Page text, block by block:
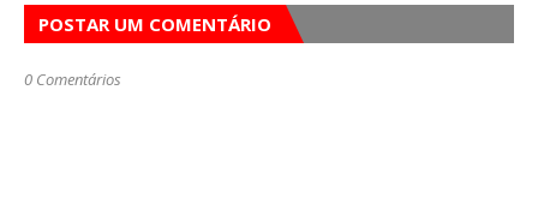
POSTAR UM COMENTÁRIO
0 Comentários